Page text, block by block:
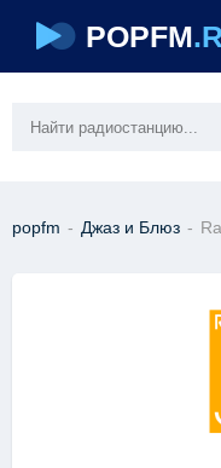
POPFM
popfm - Джаз и Блюз -